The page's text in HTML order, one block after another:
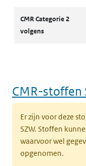
CMR Categorie 2
volgens
CMR-stoffen
Er zijn voor deze
SZW. Stoffen
waarvoor wel
opgenomen.